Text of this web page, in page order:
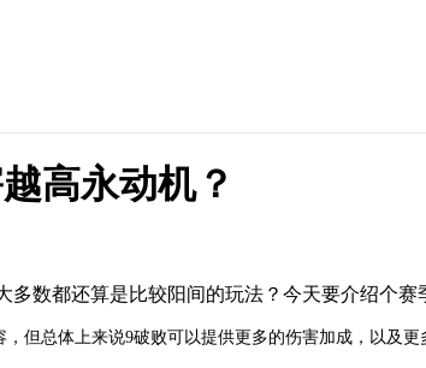
高永动机？
数都还算是比较阳间的玩法？今天要介绍个
但总体上来说9破败可以提供更多的伤害加成，以及